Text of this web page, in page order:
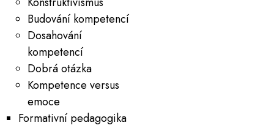
Budování kompetencí
Dosahování
kompetencí
Dobrá otázka
Kompetence versus
emoce
Formativní pedagogika